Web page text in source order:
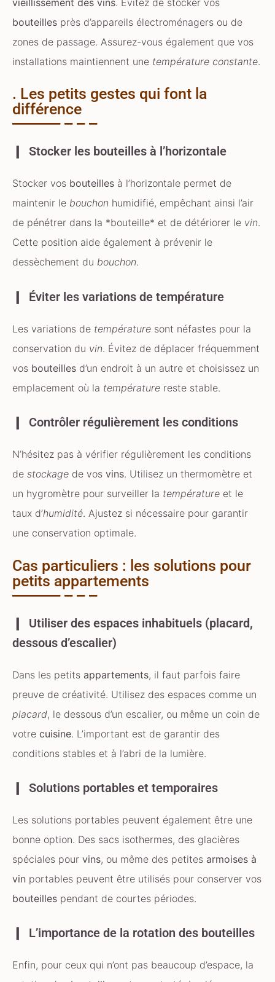
bouteilles près d’appareils électroménagers ou de
zones de passage. Assurez-vous également que vos
installations maintiennent une température constante.
. Les petits gestes qui font la
différence
Stocker les bouteilles à l’horizontale
Stocker vos bouteilles à l’horizontale permet de
maintenir le bouchon humidifié, empêchant ainsi l’air
de pénétrer dans la *bouteille* et de détériorer le vin.
Cette position aide également à prévenir le
dessèchement du bouchon.
Éviter les variations de température
Les variations de température sont néfastes pour la
conservation du vin. Évitez de déplacer fréquemment
vos bouteilles d’un endroit à un autre et choisissez un
emplacement où la température reste stable.
Contrôler régulièrement les conditions
N’hésitez pas à vérifier régulièrement les conditions
de stockage de vos vins. Utilisez un thermomètre et
un hygromètre pour surveiller la température et le
taux d’humidité. Ajustez si nécessaire pour garantir
une conservation optimale.
Cas particuliers : les solutions pour
petits appartements
Utiliser des espaces inhabituels (placard,
dessous d’escalier)
Dans les petits appartements, il faut parfois faire
preuve de créativité. Utilisez des espaces comme un
placard, le dessous d’un escalier, ou même un coin de
votre cuisine. L’important est de garantir des
conditions stables et à l’abri de la lumière.
Solutions portables et temporaires
Les solutions portables peuvent également être une
bonne option. Des sacs isothermes, des glacières
spéciales pour vins, ou même des petites armoises à
vin portables peuvent être utilisés pour conserver vos
bouteilles pendant de courtes périodes.
L’importance de la rotation des bouteilles
Enfin, pour ceux qui n’ont pas beaucoup d’espace, la